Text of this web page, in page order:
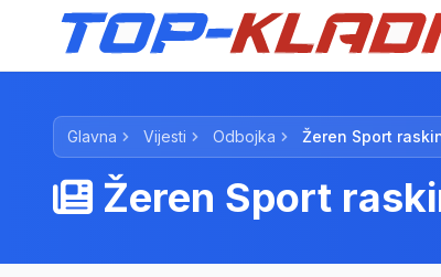
Glavna Vijesti Odbojka Žeren Sport
Žeren Sport